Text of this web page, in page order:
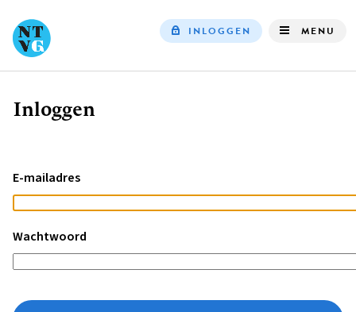
INLOGGEN MENU
Kruimelpad
Inloggen
E-mailadres
Wachtwoord